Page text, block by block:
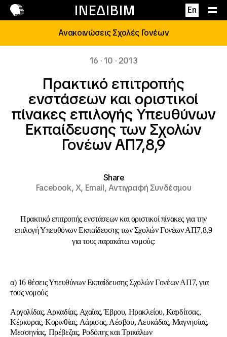
ΙΝΕΔΙΒΙΜ En
Επικοινωνία
Ανακοινώσεις Σχολές Γονέων
16 · 10 · 2013
Πρακτικό επιτροπής
ενστάσεων και οριστικοί
πίνακες επιλογής Υπευθύνων
Εκπαίδευσης των Σχολών
Γονέων ΑΠ7,8,9
Share
Facebook,X, Email,Αντιγραφή Συνδέσμου
Πρακτικό επιτροπής ενστάσεων και οριστικοί πίνακες για την
επιλογή Υπευθύνων Εκπαίδευσης των Σχολών Γονέων ΑΠ7,8,9
για τους παρακάτω νομούς:
α) 16 θέσεις Υπευθύνων Εκπαίδευσης Σχολών Γονέων ΑΠ7, για
τους νομούς
Αργολίδας, Αρκαδίας, Αχαΐας, Έβρου, Ηρακλείου, Καρδίτσας,
Κέρκυρας, Κορινθίας, Λάρισας, Λέσβου, Λευκάδας, Μαγνησίας,
Μεσσηνίας, Πρέβεζας, Ροδόπης και Τρικάλων